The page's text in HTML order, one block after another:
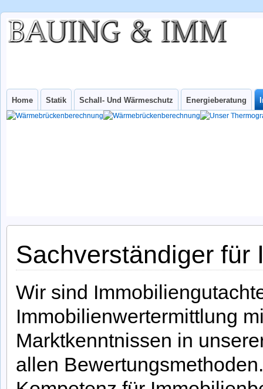
BAUING &
INGenieurbüro
IHR INGENIEURBÜRO FÜR WUPPERTAL UND NRW
Home Statik Schall- Und Wärmeschutz Energieberatung
Sachverständiger für
Wir sind
Immobilienwertermittlung
Marktkenntnissen in
allen